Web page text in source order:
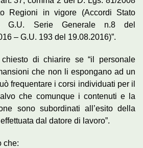
Regioni in vigore (Accordi Stato
G.U. Serie Generale n.8 del
– G.U. 193 del 19.08.2016)”.
chiesto di chiarire se “il personale
che non li espongano ad un
frequentare i corsi individuati per il
che comunque i contenuti e la
sono subordinati all’esito della
dal datore di lavoro”.
che: